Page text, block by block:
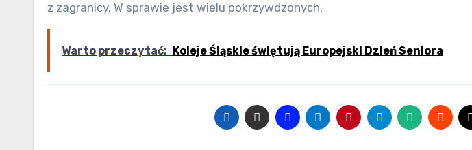
z zagranicy. W sprawie jest wielu pokrzywdzonych.
Warto przeczytać: Koleje Śląskie świętują Europejski Dzień Seniora